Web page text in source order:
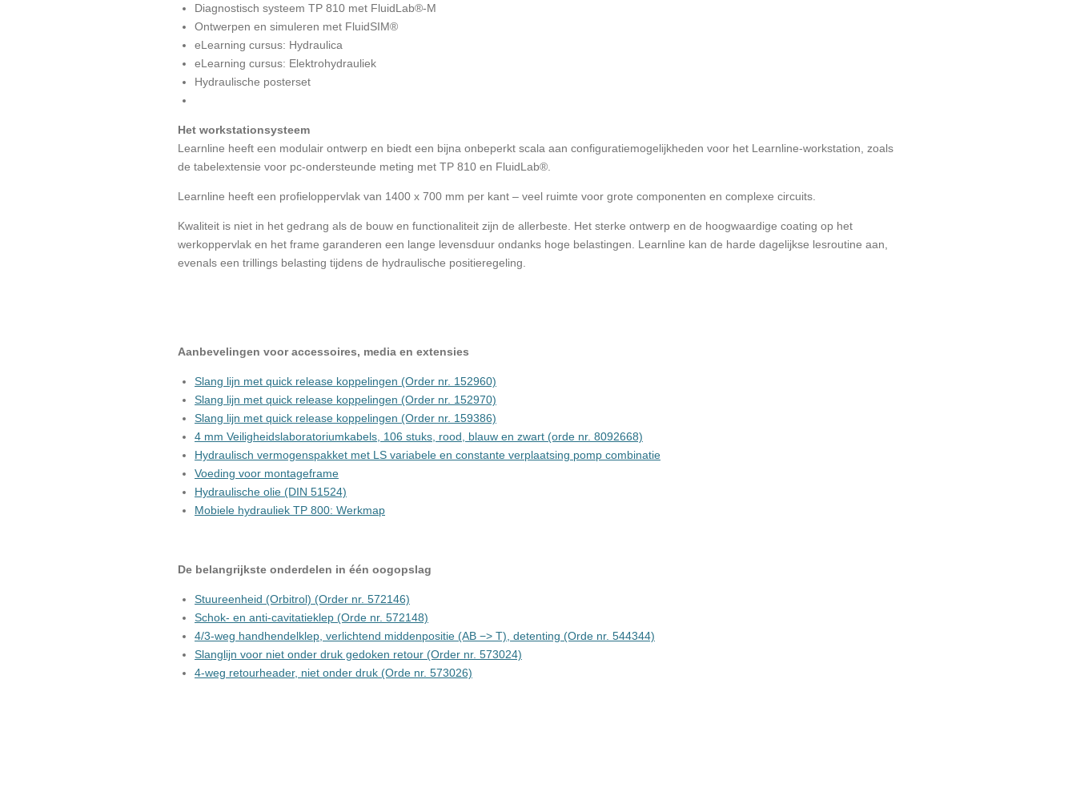
Diagnostisch systeem TP 810 met FluidLab®-M
Ontwerpen en simuleren met FluidSIM®
eLearning cursus: Hydraulica
eLearning cursus: Elektrohydrauliek
Hydraulische posterset
Het workstationsysteem
Learnline heeft een modulair ontwerp en biedt een bijna onbeperkt scala aan configuratiemogelijkheden voor het Learnline-workstation, zoals
de tabelextensie voor pc-ondersteunde meting met TP 810 en FluidLab®.
Learnline heeft een profieloppervlak van 1400 x 700 mm per kant – veel ruimte voor grote componenten en complexe circuits.
Kwaliteit is niet in het gedrang als de bouw en functionaliteit zijn de allerbeste. Het sterke ontwerp en de hoogwaardige coating op het
werkoppervlak en het frame garanderen een lange levensduur ondanks hoge belastingen. Learnline kan de harde dagelijkse lesroutine aan,
evenals een trillings belasting tijdens de hydraulische positieregeling.
Aanbevelingen voor accessoires, media en extensies
Slang lijn met quick release koppelingen (Order nr. 152960)
Slang lijn met quick release koppelingen (Order nr. 152970)
Slang lijn met quick release koppelingen (Order nr. 159386)
4 mm Veiligheidslaboratoriumkabels, 106 stuks, rood, blauw en zwart (orde nr. 8092668)
Hydraulisch vermogenspakket met LS variabele en constante verplaatsing pomp combinatie
Voeding voor montageframe
Hydraulische olie (DIN 51524)
Mobiele hydrauliek TP 800: Werkmap
De belangrijkste onderdelen in één oogopslag
Stuureenheid (Orbitrol) (Order nr. 572146)
Schok- en anti-cavitatieklep (Orde nr. 572148)
4/3-weg handhendelklep, verlichtend middenpositie (AB −> T), detenting (Orde nr. 544344)
Slanglijn voor niet onder druk gedoken retour (Order nr. 573024)
4-weg retourheader, niet onder druk (Orde nr. 573026)